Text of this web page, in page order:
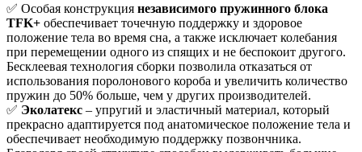
✅ Особая конструкция независимого пружинного блока
TFK+ обеспечивает точечную поддержку и здоровое
положение тела во время сна, а также исключает колебания
при перемещении одного из спящих и не беспокоит другого.
Бесклеевая технология сборки позволила отказаться от
использования поролонового короба и увеличить количество
пружин до 50% больше, чем у других производителей.
✅ Эколатекс – упругий и эластичный материал, который
прекрасно адаптируется под анатомическое положение тела и
обеспечивает необходимую поддержку позвончника.